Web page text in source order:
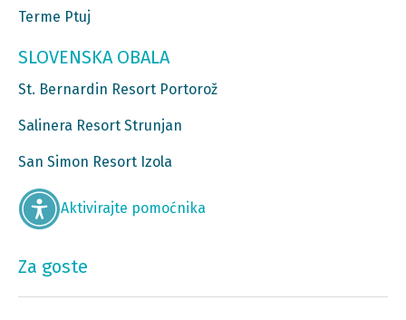
Terme Ptuj
SLOVENSKA OBALA
St. Bernardin Resort Portorož
Salinera Resort Strunjan
San Simon Resort Izola
Aktivirajte pomoćnika
Za goste